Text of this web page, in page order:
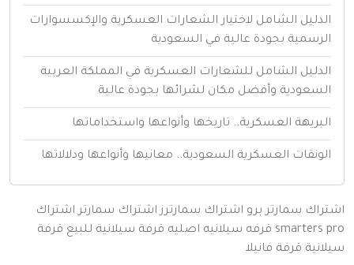
الشامل لاختيار الشعارات العسكرية والإكسسوارات
بجودة عالية في السعودية
الشامل للشعارات العسكرية في المملكة العربية
وأفضل مكان لشرائها بجودة عالية
العسكرية.. تاريخها وأنواعها واستخداماتها
العسكرية السعودية.. معانيها وأنواعها ودلالاتها
سمارتر برو اشتراك سمارترز اشتراك سمارتر اشتراك
smarters قرفه سيلانيه اصليه قرفة سيلانية للبيعقرفة
قرفة فانيلا